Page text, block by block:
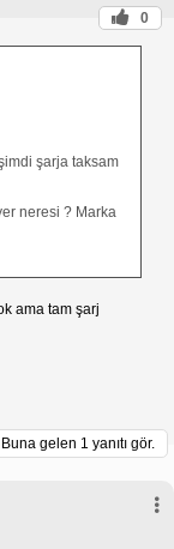
0
şarja taksam
neresi ? Marka
ama tam şarj
Buna gelen 1 yanıtı gör.